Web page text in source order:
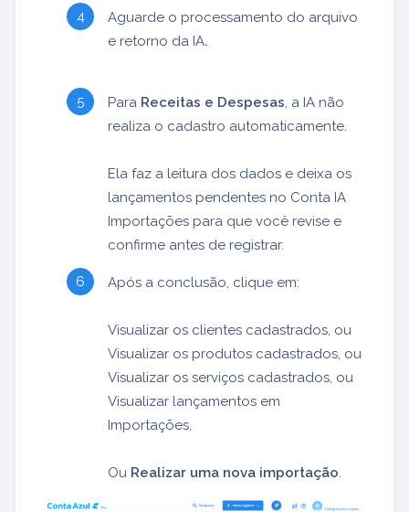
Aguarde o processamento do arquivo
e retorno da IA.
Para Receitas e Despesas , a IA não
realiza o cadastro automaticamente.
Ela faz a leitura dos dados e deixa os
lançamentos pendentes no Conta IA
Importações para que você revise e
confirme antes de registrar.
Após a conclusão, clique em:
Visualizar os clientes cadastrados, ou
Visualizar os produtos cadastrados, ou
Visualizar os serviços cadastrados, ou
Visualizar lançamentos em
Importações,
Ou Realizar uma nova importação